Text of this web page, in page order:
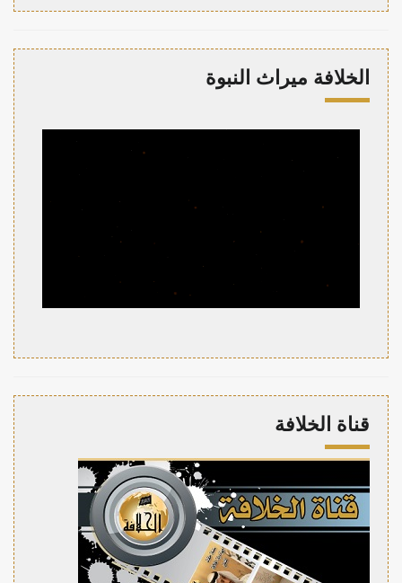
الخلافة ميراث النبوة
قناة الخلافة